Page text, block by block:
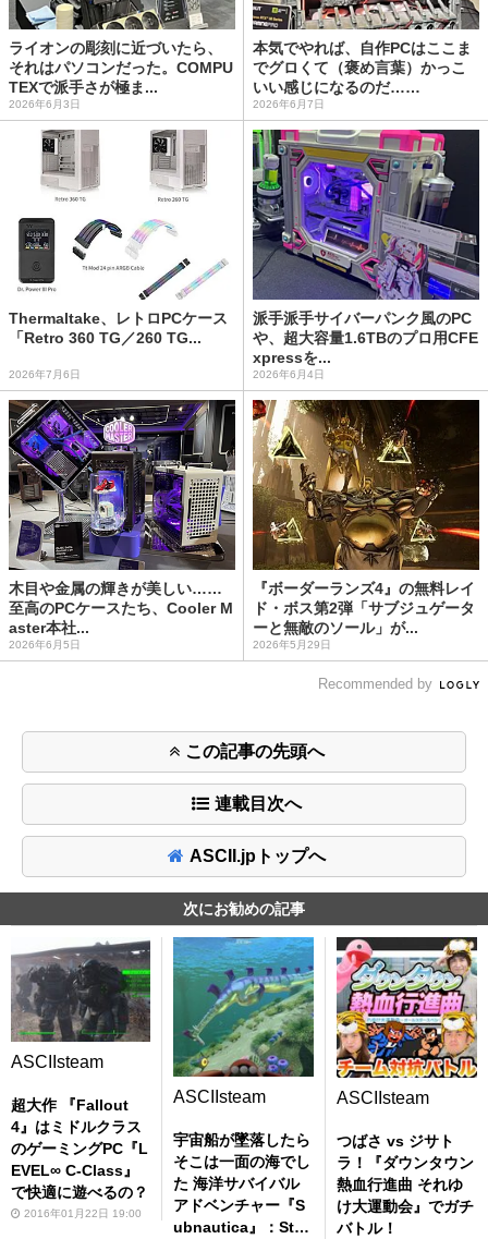
ライオンの彫刻に近づいたら、
それはパソコンだった。COMPU
TEXで派手さが極ま...
2026年6月3日
本気でやれば、自作PCはここま
でグロくて（褒め言葉）かっこ
いい感じになるのだ……
2026年6月7日
Thermaltake、レトロPCケース
「Retro 360 TG／260 TG...
2026年7月6日
派手派手サイバーパンク風のPC
や、超大容量1.6TBのプロ用CFE
xpressを...
2026年6月4日
木目や金属の輝きが美しい……
至高のPCケースたち、Cooler M
aster本社...
2026年6月5日
『ボーダーランズ4』の無料レイ
ド・ボス第2弾「サブジュゲータ
ーと無敵のソール」が...
2026年5月29日
Recommended by
この記事の先頭へ
連載目次へ
ASCII.jpトップへ
次にお勧めの記事
ASCIIsteam
超大作 『Fallout
4』はミドルクラス
のゲーミングPC『L
EVEL∞ C-Class』
で快適に遊べるの？
2016年01月22日 19:00
ASCIIsteam
宇宙船が墜落したら
そこは一面の海でし
た 海洋サバイバル
アドベンチャー『S
ubnautica』：Stea
ASCIIsteam
つばさ vs ジサト
ラ！『ダウンタウン
熱血行進曲 それゆ
け大運動会』でガチ
バトル！